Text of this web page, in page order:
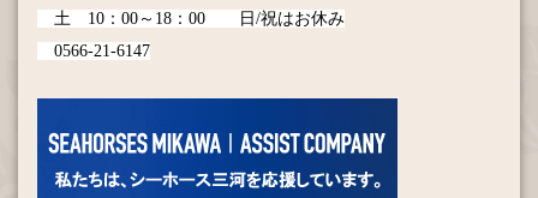
土 10：00～18：00
日/祝はお休み
0566-21-6147